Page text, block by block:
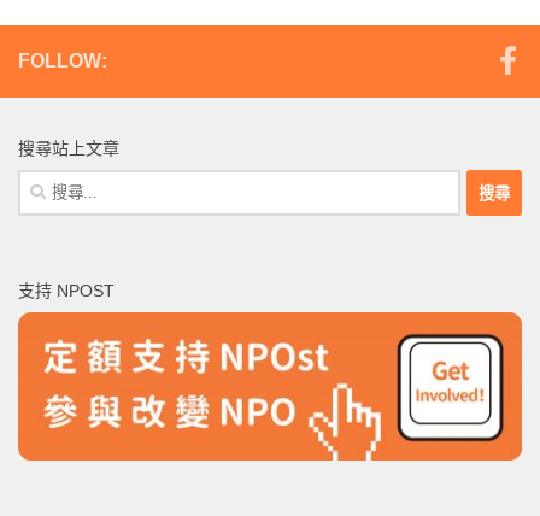
FOLLOW:
搜尋站上文章
搜
尋
字:
支持 NPOST